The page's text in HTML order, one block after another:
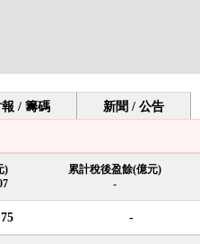
報 / 籌碼 新聞 / 公告
)
累計稅後盈餘(億元)
-
-